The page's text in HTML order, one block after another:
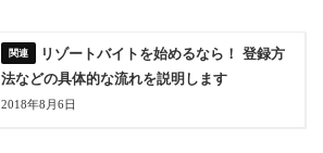
リゾートバイトを始めるなら！ 登録方
法などの具体的な流れを説明します
2018年8月6日